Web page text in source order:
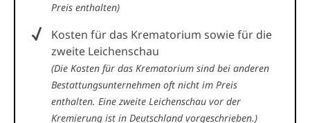
Preis enthalten)
Kosten für das Krematorium sowie für die
zweite Leichenschau
(Die Kosten für das Krematorium sind bei anderen
Bestattungsunternehmen oft nicht im Preis
enthalten. Eine zweite Leichenschau vor der
Kremierung ist in Deutschland vorgeschrieben.)